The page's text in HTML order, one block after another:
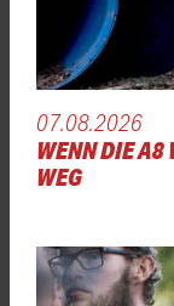
07.08.2026
WENN DIE A8
WEG